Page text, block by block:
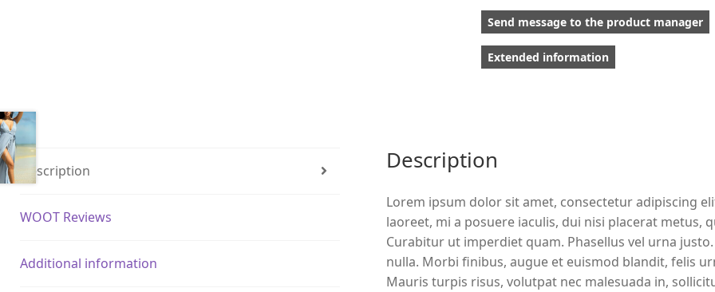
Send message to the product manager
Extended information
Description
WOOT Reviews
Additional information
Description
Lorem ipsum dolor sit amet, consectetur adipiscing
laoreet, mi a posuere iaculis, dui nisi placerat metus,
Curabitur ut imperdiet quam. Phasellus vel urna
nulla. Morbi finibus, augue et euismod blandit, felis
Mauris turpis risus, volutpat nec malesuada in,